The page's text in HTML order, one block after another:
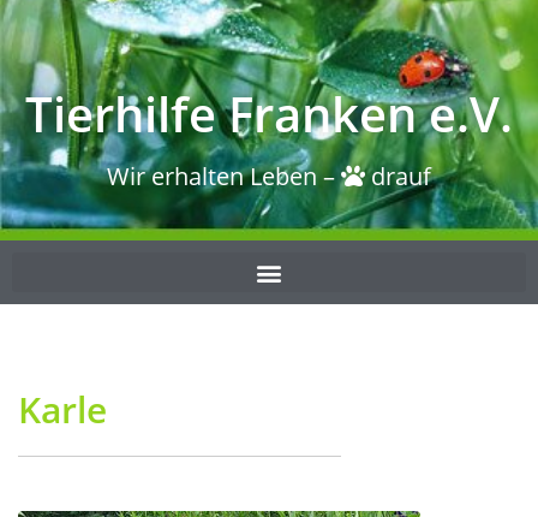
Tierhilfe Franken e.V.
Wir erhalten Leben – drauf
Karle